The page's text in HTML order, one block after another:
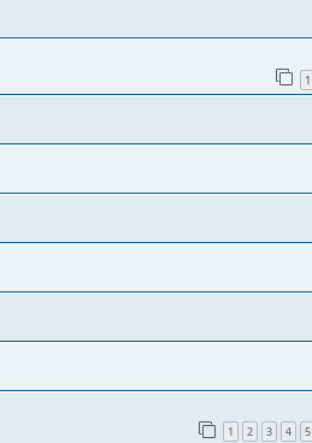
1
1 2 3 4 5